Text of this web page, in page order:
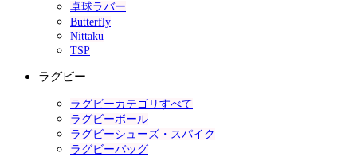
卓球ラバー
Butterfly
Nittaku
TSP
ラグビー
ラグビーカテゴリすべて
ラグビーボール
ラグビーシューズ・スパイク
ラグビーバッグ